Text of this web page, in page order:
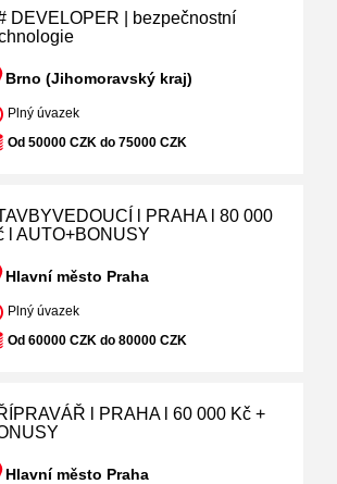
DEVELOPER | bezpečnostní
Brno (Jihomoravský kraj)
Plný úvazek
Od 50000 CZK do 75000 CZK
l PRAHA l 80 000
l AUTO+BONUSY
Hlavní město Praha
Plný úvazek
Od 60000 CZK do 80000 CZK
l PRAHA l 60 000 Kč +
Hlavní město Praha